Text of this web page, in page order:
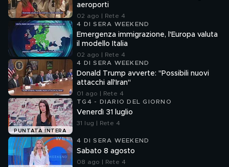
aeroporti
02 ago | Rete 4
4 DI SERA WEEKEND
Emergenza immigrazione, l'Europa valuta
il modello Italia
02 ago | Rete 4
4 DI SERA WEEKEND
Donald Trump avverte: "Possibili nuovi
attacchi all'Iran"
01 ago | Rete 4
PUNTATA INTERA
TG4 - DIARIO DEL GIORNO
Venerdì 31 luglio
31 lug | Rete 4
4 DI SERA WEEKEND
Sabato 8 agosto
08 ago | Rete 4